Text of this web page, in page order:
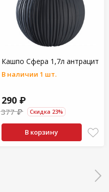
Кашпо Сфера 1,7л антрацит
В наличии 1 шт.
290 ₽
377 ₽ Скидка 23%
В корзину